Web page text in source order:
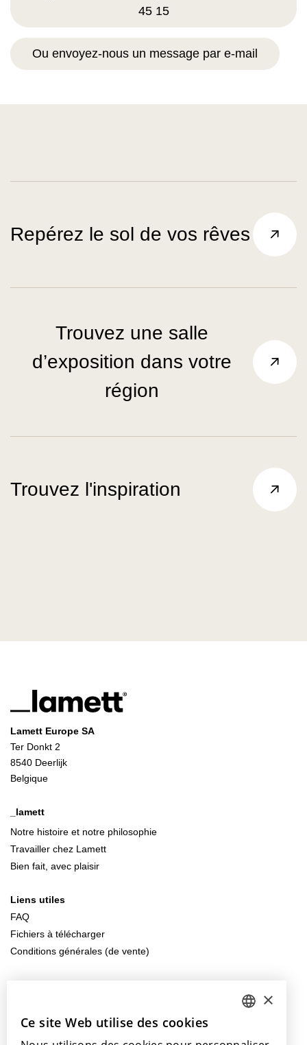
45 15
Ou envoyez-nous un message par e-mail
Repérez le sol de vos rêves
Trouvez une salle
d’exposition dans votre
région
Trouvez l'inspiration
Lamett Europe SA
Ter Donkt 2
8540 Deerlijk
Belgique
_lamett
Notre histoire et notre philosophie
Travailler chez Lamett
Bien fait, avec plaisir
Liens utiles
FAQ
Fichiers à télécharger
Conditions générales (de vente)
+32 56 77 45 15
×
Ce site Web utilise des cookies